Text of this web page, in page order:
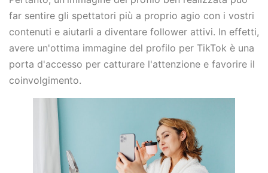
far sentire gli spettatori più a proprio agio con i vostri
contenuti e aiutarli a diventare follower attivi. In effetti,
avere un'ottima immagine del profilo per TikTok è una
porta d'accesso per catturare l'attenzione e favorire il
coinvolgimento.